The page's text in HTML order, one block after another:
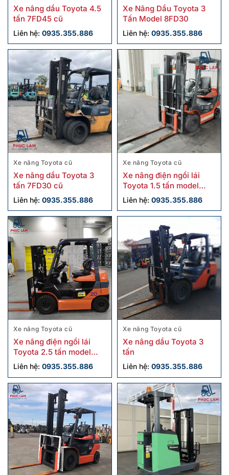
Xe nâng dầu Toyota 4.5
tấn 7FD45 cũ
Liên hệ: 0935.355.886
Xe Nâng Dầu Toyota 3
Tấn Model 8FD30
Liên hệ: 0935.355.886
Xe nâng Toyota cũ
Xe nâng dầu Toyota 3
tấn 7FD30 cũ
Liên hệ: 0935.355.886
Xe nâng Toyota cũ
Xe nâng điện ngồi lái
Toyota 1.5 tấn model
8FB15 cũ
Liên hệ: 0935.355.886
Xe nâng Toyota cũ
Xe nâng điện ngồi lái
Toyota 2.5 tấn model
8FB25 cũ
Liên hệ: 0935.355.886
Xe nâng Toyota cũ
Xe nâng dầu Toyota 3
tấn
Liên hệ: 0935.355.886